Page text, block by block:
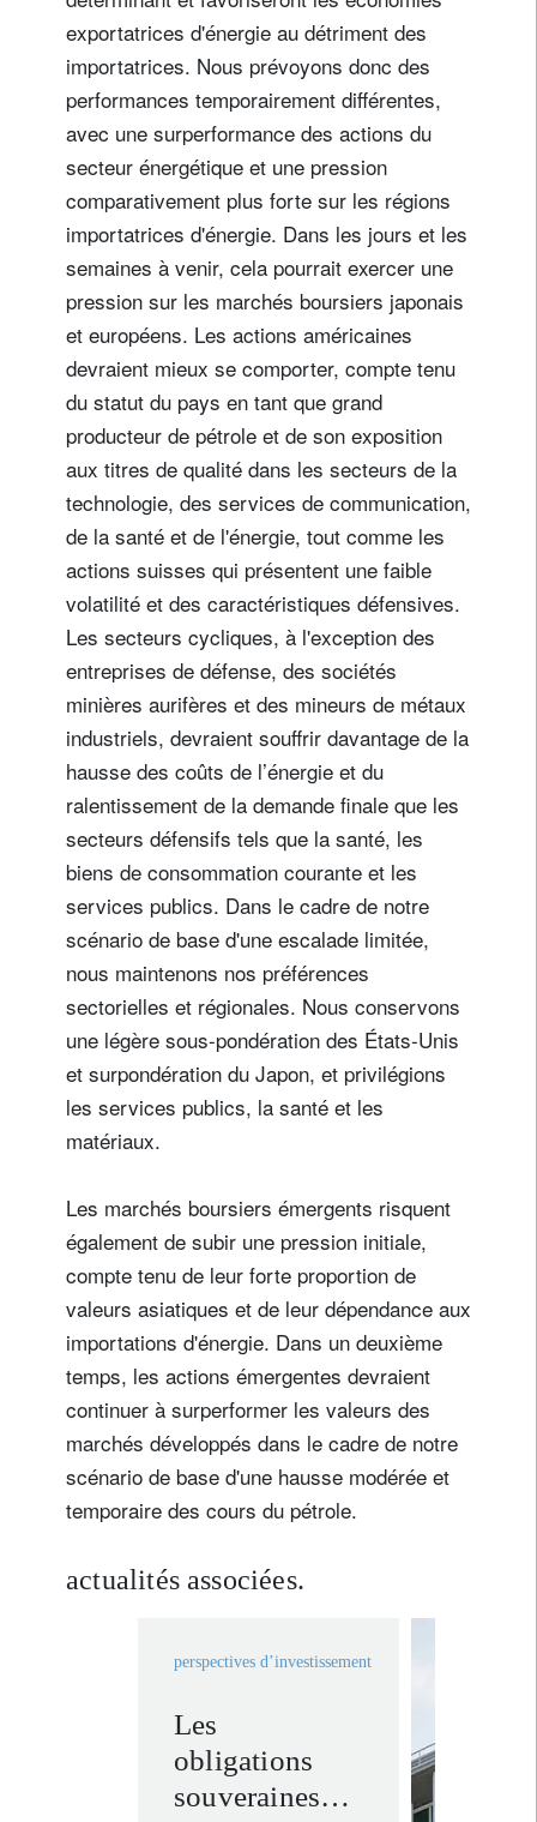
exportatrices d'énergie au détriment des
importatrices. Nous prévoyons donc des
performances temporairement différentes,
avec une surperformance des actions du
secteur énergétique et une pression
comparativement plus forte sur les régions
importatrices d'énergie. Dans les jours et les
semaines à venir, cela pourrait exercer une
pression sur les marchés boursiers japonais
et européens. Les actions américaines
devraient mieux se comporter, compte tenu
du statut du pays en tant que grand
producteur de pétrole et de son exposition
aux titres de qualité dans les secteurs de la
technologie, des services de communication,
de la santé et de l'énergie, tout comme les
actions suisses qui présentent une faible
volatilité et des caractéristiques défensives.
Les secteurs cycliques, à l'exception des
entreprises de défense, des sociétés
minières aurifères et des mineurs de métaux
industriels, devraient souffrir davantage de la
hausse des coûts de l’énergie et du
ralentissement de la demande finale que les
secteurs défensifs tels que la santé, les
biens de consommation courante et les
services publics. Dans le cadre de notre
scénario de base d'une escalade limitée,
nous maintenons nos préférences
sectorielles et régionales. Nous conservons
une légère sous-pondération des États-Unis
et surpondération du Japon, et privilégions
les services publics, la santé et les
matériaux.
Les marchés boursiers émergents risquent
également de subir une pression initiale,
compte tenu de leur forte proportion de
valeurs asiatiques et de leur dépendance aux
importations d'énergie. Dans un deuxième
temps, les actions émergentes devraient
continuer à surperformer les valeurs des
marchés développés dans le cadre de notre
scénario de base d'une hausse modérée et
temporaire des cours du pétrole.
actualités associées.
perspectives d’investissement
Les
obligations
souveraines